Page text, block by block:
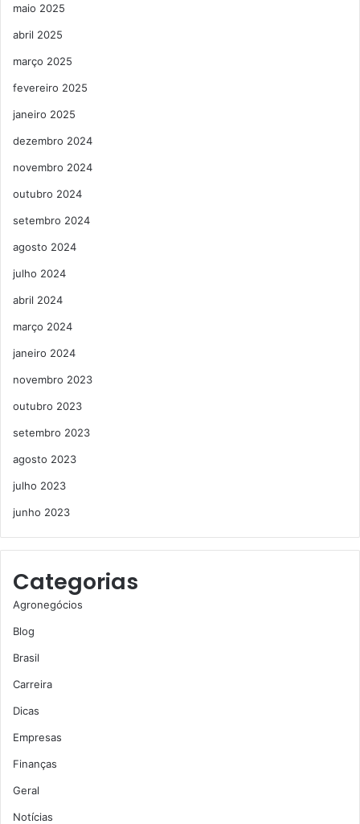
maio 2025
abril 2025
março 2025
fevereiro 2025
janeiro 2025
dezembro 2024
novembro 2024
outubro 2024
setembro 2024
agosto 2024
julho 2024
abril 2024
março 2024
janeiro 2024
novembro 2023
outubro 2023
setembro 2023
agosto 2023
julho 2023
junho 2023
Categorias
Agronegócios
Blog
Brasil
Carreira
Dicas
Empresas
Finanças
Geral
Notícias